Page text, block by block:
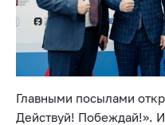
Главными посылами
Действуй! Побеждай!».